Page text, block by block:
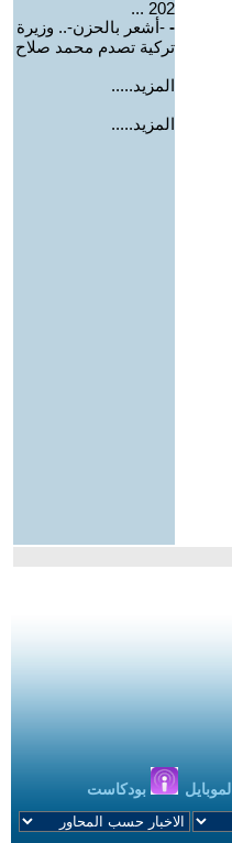
202 ...
- -أشعر بالحزن-.. وزيرة
تركية تصدم محمد صلاح
المزيد.....
المزيد.....
الموبايل بودكاست